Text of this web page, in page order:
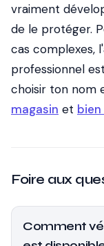
vraiment
de le protéger.
cas complexes,
professionnel
choisir ton nom
magasin et
Foire aux
Comment